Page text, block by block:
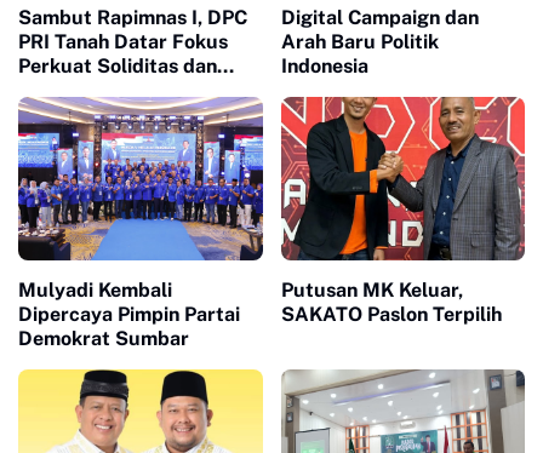
Sambut Rapimnas I, DPC
PRI Tanah Datar Fokus
Perkuat Soliditas dan
Digital Campaign dan
Arah Baru Politik
Indonesia
Mulyadi Kembali
Dipercaya Pimpin Partai
Demokrat Sumbar
Putusan MK Keluar,
SAKATO Paslon Terpilih